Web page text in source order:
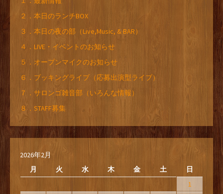
２．本日のランチBOX
３．本日の夜の部（Live,Music, & BAR）
４．LIVE・イベントのお知らせ
５．オープンマイクのお知らせ
６．ブッキングライブ（応募出演型ライブ）
７．サロンゴ雑音部（いろんな情報）
８．STAFF募集
2026年2月
月
火 水 木 金 土 日
1